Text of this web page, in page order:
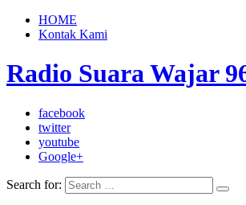
HOME
Kontak Kami
Radio Suara Wajar
facebook
twitter
youtube
Google+
Search for: